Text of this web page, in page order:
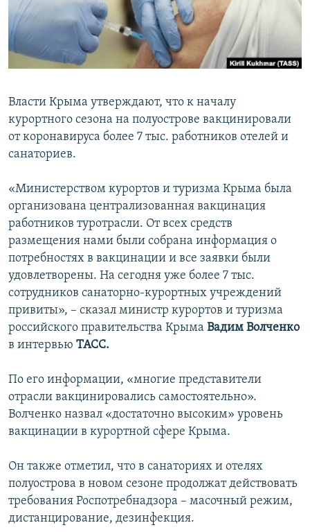
ПОБЕДИТЕЛЕЙ НЕ СУДЯТ?
КРЫМ.НЕПОКОРЕННЫЙ
ELIFBE
ПРИСОЕДИНЯЙТЕСЬ!
Все сайты RFE/RL
Власти Крыма утверждают, что к началу
курортного сезона на полуострове вакцинировали
от коронавируса более 7 тыс. работников отелей и
санаториев.
«Министерством курортов и туризма Крыма была
организована централизованная вакцинация
работников туротрасли. От всех средств
размещения нами были собрана информация о
потребностях в вакцинации и все заявки были
удовлетворены. На сегодня уже более 7 тыс.
сотрудников санаторно-курортных учреждений
привиты», – сказал министр курортов и туризма
российского правительства Крыма Вадим Волченко
в интервью ТАСС.
По его информации, «многие представители
отрасли вакцинировались самостоятельно».
Волченко назвал «достаточно высоким» уровень
вакцинации в курортной сфере Крыма.
Он также отметил, что в санаториях и отелях
полуострова в новом сезоне продолжат действовать
требования Роспотребнадзора – масочный режим,
дистанцирование, дезинфекция.